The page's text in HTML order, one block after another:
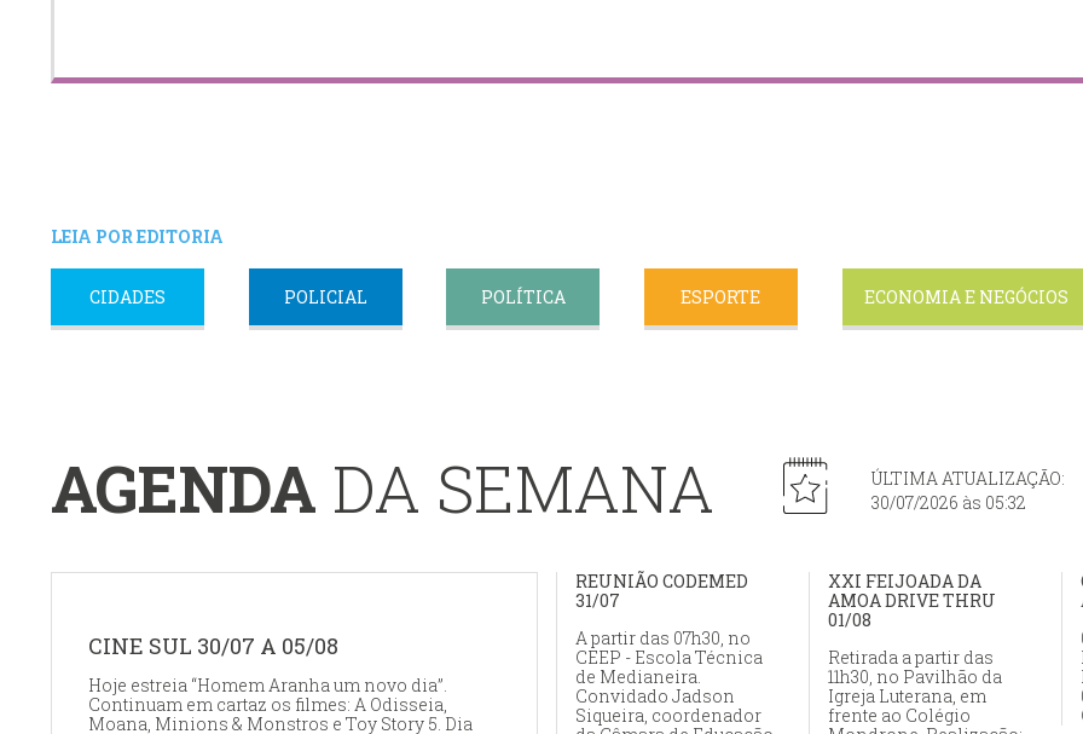
LEIA POR EDITORIA
CIDADES POLICIAL POLÍTICA ESPORTE ECONOMIA E NEGÓCIOS
AGENDA DA SEMANA
ÚLTIMA ATUALIZAÇÃO:
30/07/2026 às 05:32
CINE SUL 30/07 A 05/08
Hoje estreia “Homem Aranha um novo dia”.
Continuam em cartaz os filmes: A Odisseia,
Moana, Minions & Monstros e Toy Story 5. Dia
REUNIÃO CODEMED
31/07
A partir das 07h30, no
CEEP - Escola Técnica
de Medianeira.
Convidado Jadson
Siqueira, coordenador
XXI FEIJOADA DA
AMOA DRIVE THRU
01/08
Retirada a partir das
11h30, no Pavilhão da
Igreja Luterana, em
frente ao Colégio